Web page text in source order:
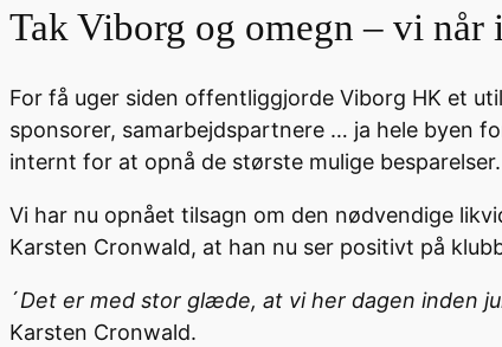
Tak Viborg og omegn – vi når
For få uger siden offentliggjorde Viborg HK et
sponsorer, samarbejdspartnere … ja hele byen
internt for at opnå de største mulige besparelser.
Vi har nu opnået tilsagn om den nødvendige
Karsten Cronwald, at han nu ser positivt på
´Det er med stor glæde, at vi her dagen inden
Karsten Cronwald.